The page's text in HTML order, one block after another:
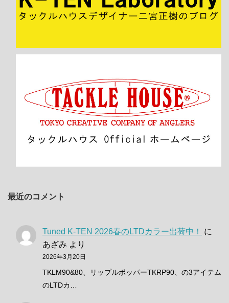
最近のコメント
Tuned K-TEN 2026春のLTDカラー出荷中！
に
あざみ より
2026年3月20日
TKLM90&80、リップルポッパーTKRP90、の3アイテム
のLTDカ…